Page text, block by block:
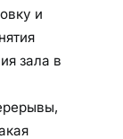
и
зала в